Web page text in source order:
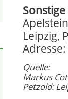
Leipzig,
Quelle:
Markus
Petzold: